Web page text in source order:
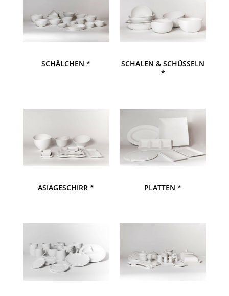
SCHÄLCHEN *
SCHALEN & SCHÜSSELN
*
ASIAGESCHIRR * PLATTEN *